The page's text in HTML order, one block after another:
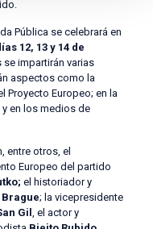
Pública se celebrará en
12, 13 y 14 de
se impartirán varias
aspectos como la
Proyecto Europeo; en la
en los medios de
entre otros, el
Europeo del partido
el historiador y
Brague; la vicepresidente
Gil , el actor y